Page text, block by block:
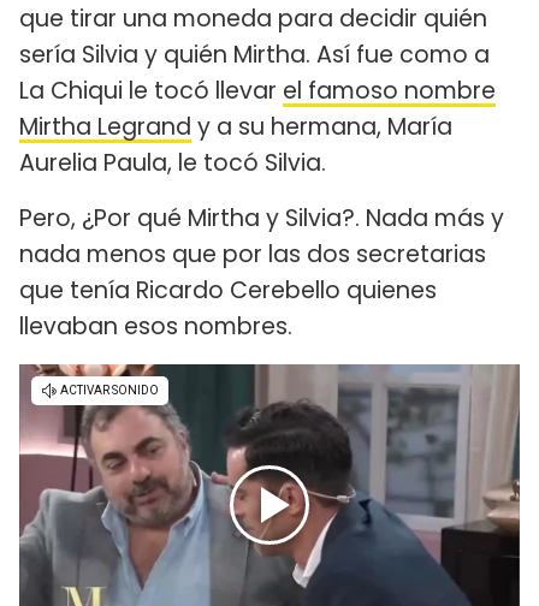
que tirar una moneda para decidir quién
sería Silvia y quién Mirtha. Así fue como a
La Chiqui le tocó llevar el famoso nombre
Mirtha Legrand y a su hermana, María
Aurelia Paula, le tocó Silvia.
Pero, ¿Por qué Mirtha y Silvia?. Nada más y
nada menos que por las dos secretarias
que tenía Ricardo Cerebello quienes
llevaban esos nombres.